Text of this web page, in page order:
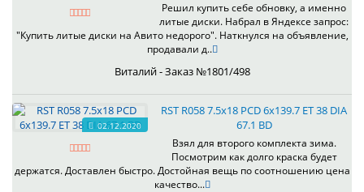
Решил купить себе обновку, а именно
литые диски. Набрал в Яндексе запрос:
"Купить литые диски на Авито недорого". Наткнулся на объявление,
продавали д..
Виталий - Заказ №1801/498
02.12.2020
RST R058 7.5x18 PCD 6x139.7 ET 38 DIA
67.1 BD
Взял для второго комплекта зима.
Посмотрим как долго краска будет
держатся. Доставлен быстро. Достойная вещь по соотношению цена
качество...